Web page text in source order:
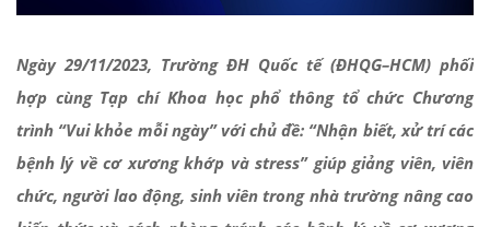
Ngày 29/11/2023, Trường ĐH Quốc tế (ĐHQG–HCM) phối
hợp cùng Tạp chíKhoa học phổ thông tổ chức Chương
trình “Vui khỏe mỗi ngày”vớichủ đề: “Nhận biết, xử trí các
bệnh lý về cơ xương khớp và stress” giúp giảng viên, viên
chức, người lao động, sinh viên trong nhà trường nâng cao